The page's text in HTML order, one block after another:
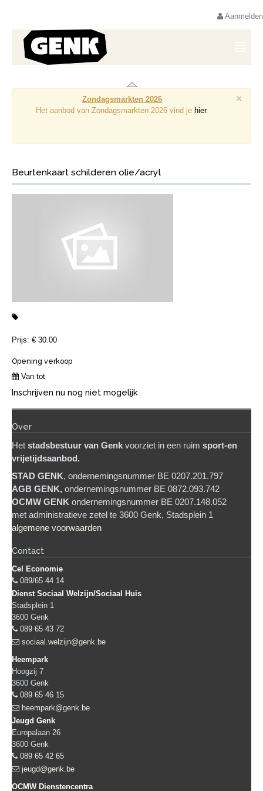
Aanmelden
×
Zondagsmarkten 2026
Het aanbod van Zondagsmarkten 2026 vind je hier.
Beurtenkaart schilderen olie/acryl
Prijs: € 30.00
Opening verkoop
Van tot
Inschrijven nu nog niet mogelijk
Over
Het stadsbestuur van Genk voorziet in een ruim sport-en
vrijetijdsaanbod.
STAD GENK, ondernemingsnummer BE 0207.201.797
AGB GENK, ondernemingsnummer BE 0872.093.742
OCMW GENK ondernemingsnummer BE 0207.148.052
met administratieve zetel te 3600 Genk, Stadsplein 1
algemene voorwaarden
Contact
Cel Economie
089/65 44 14
Dienst Sociaal Welzijn/Sociaal Huis
Stadsplein 1
3600 Genk
089 65 43 72
sociaal.welzijn@genk.be
Heempark
Hoogzij 7
3600 Genk
089 65 46 15
heempark@genk.be
Jeugd Genk
Europalaan 26
3600 Genk
089 65 42 65
jeugd@genk.be
OCMW Dienstencentra